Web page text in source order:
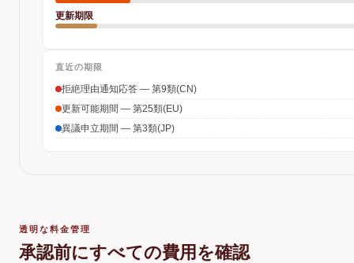
更新期限
直近の期限
拒絶理由通知応答 — 第9類(CN)
更新可能期間 — 第25類(EU)
異議申立期間 — 第3類(JP)
透明な料金管理
承認前にすべての費用を確認